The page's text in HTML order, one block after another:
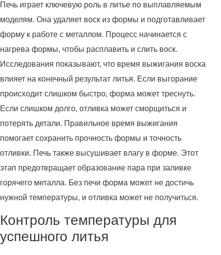
Печь играет ключевую роль в литье по выплавляемым
моделям. Она удаляет воск из формы и подготавливает
форму к работе с металлом. Процесс начинается с
нагрева формы, чтобы расплавить и слить воск.
Исследования показывают, что время выжигания воска
влияет на конечный результат литья. Если выгорание
происходит слишком быстро, форма может треснуть.
Если слишком долго, отливка может сморщиться и
потерять детали. Правильное время выжигания
помогает сохранить прочность формы и точность
отливки. Печь также высушивает влагу в форме. Этот
этап предотвращает образование пара при заливке
горячего металла. Без печи форма может не достичь
нужной температуры, и отливка может не получиться.
Контроль температуры для
успешного литья